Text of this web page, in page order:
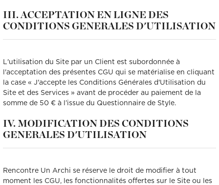
III. ACCEPTATION EN LIGNE DES
CONDITIONS GENERALES D'UTILISATION
L'utilisation du Site par un Client est subordonnée à
l'acceptation des présentes CGU qui se matérialise en cliquant
la case « J'accepte les Conditions Générales d'Utilisation du
Site et des Services » avant de procéder au paiement de la
somme de 50 € à l’issue du Questionnaire de Style.
IV. MODIFICATION DES CONDITIONS
GENERALES D'UTILISATION
Rencontre Un Archi se réserve le droit de modifier à tout
moment les CGU, les fonctionnalités offertes sur le Site ou les